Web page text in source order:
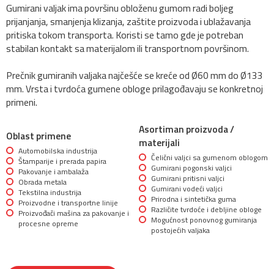
Gumirani valjak ima površinu obloženu gumom radi boljeg
prijanjanja, smanjenja klizanja, zaštite proizvoda i ublažavanja
pritiska tokom transporta. Koristi se tamo gde je potreban
stabilan kontakt sa materijalom ili transportnom površinom.
Prečnik gumiranih valjaka najčešće se kreće od Ø60 mm do Ø133
mm. Vrsta i tvrdoća gumene obloge prilagođavaju se konkretnoj
primeni.
Oblast primene
Automobilska industrija
Štamparije i prerada papira
Pakovanje i ambalaža
Obrada metala
Tekstilna industrija
Proizvodne i transportne linije
Proizvođači mašina za pakovanje i
procesne opreme
Asortiman proizvoda /
materijali
Čelični valjci sa gumenom oblogom
Gumirani pogonski valjci
Gumirani pritisni valjci
Gumirani vodeći valjci
Prirodna i sintetička guma
Različite tvrdoće i debljine obloge
Mogućnost ponovnog gumiranja
postojećih valjaka